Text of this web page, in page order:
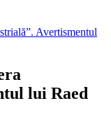
Avertismentul
lui Raed